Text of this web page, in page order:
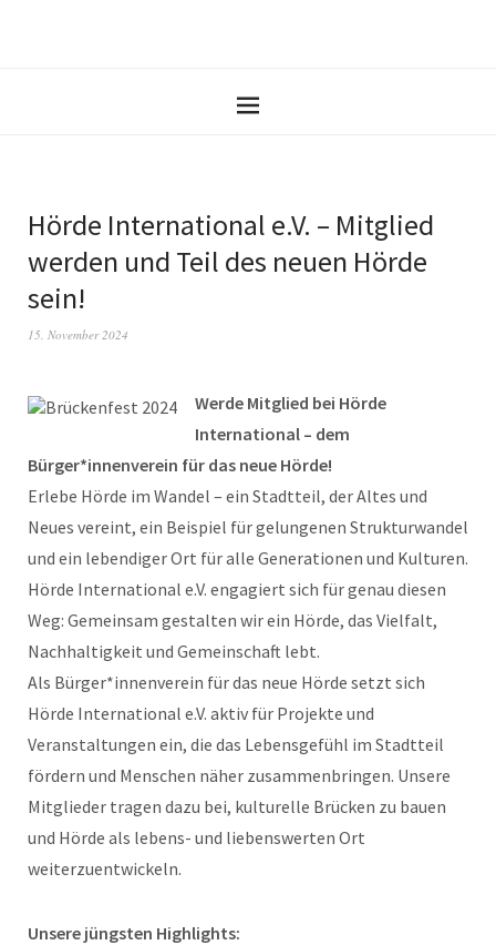
Hörde International e.V. – Mitglied
werden und Teil des neuen Hörde
sein!
15. November 2024
Werde Mitglied bei Hörde
International – dem
Bürger*innenverein für das neue Hörde!
Erlebe Hörde im Wandel – ein Stadtteil, der Altes und
Neues vereint, ein Beispiel für gelungenen Strukturwandel
und ein lebendiger Ort für alle Generationen und Kulturen.
Hörde International e.V. engagiert sich für genau diesen
Weg: Gemeinsam gestalten wir ein Hörde, das Vielfalt,
Nachhaltigkeit und Gemeinschaft lebt.
Als Bürger*innenverein für das neue Hörde setzt sich
Hörde International e.V. aktiv für Projekte und
Veranstaltungen ein, die das Lebensgefühl im Stadtteil
fördern und Menschen näher zusammenbringen. Unsere
Mitglieder tragen dazu bei, kulturelle Brücken zu bauen
und Hörde als lebens- und liebenswerten Ort
weiterzuentwickeln.
Unsere jüngsten Highlights: